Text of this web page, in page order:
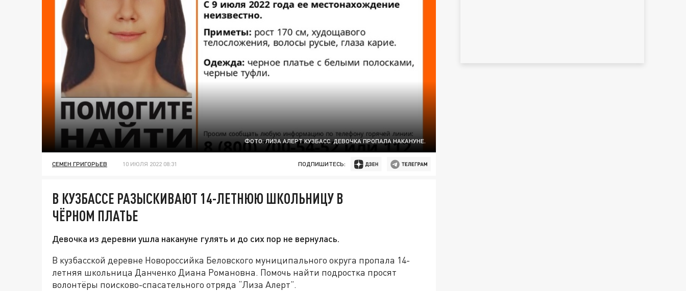
ФОТО: ЛИЗА АЛЕРТ КУЗБАСС. ДЕВОЧКА ПРОПАЛА НАКАНУНЕ.
СЕМЕН ГРИГОРЬЕВ 10 ИЮЛЯ 2022 08:31 ПОДПИШИТЕСЬ:
В КУЗБАССЕ РАЗЫСКИВАЮТ 14-ЛЕТНЮЮ ШКОЛЬНИЦУ В
ЧЁРНОМ ПЛАТЬЕ
Девочка из деревни ушла накануне гулять и до сих пор не вернулась.
В кузбасской деревне Новороссийка Беловского муниципального округа пропала 14-
летняя школьница Данченко Диана Романовна. Помочь найти подростка просят
волонтёры поисково-спасательного отряда “Лиза Алерт”.